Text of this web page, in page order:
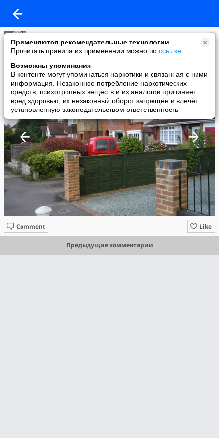
Применяются рекомендательные технологии
Прочитать правила их применении можно по ссылке
Возможны упоминания
В контенте могут упоминаться наркотики и связанная с ними
информация. Незаконное потребление наркотических
средств, психотропных веществ и их аналогов причиняет
вред здоровью, их незаконный оборот запрещён и влечёт
установленную законодательством ответственность
Alexey
added a photo
16 Jul в 16:30
Like
Comment
Предыдущие комментарии